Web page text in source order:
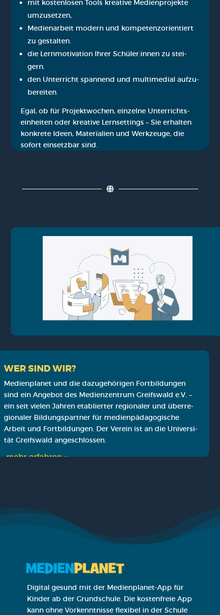
mit kos­ten­lo­sen Tools krea­ti­ve Medi­en­pro­jek­te
umzu­set­zen,
Medi­en­ar­beit modern und kom­pe­tenz­ori­en­tiert
zu gestal­ten.
die Lern­mo­ti­va­ti­on Ihrer Schüler:innen zu stei­
gern.
den Unter­richt span­nend und mul­ti­me­di­al auf­zu­
be­rei­ten.
Egal, ob für Pro­jekt­wo­chen, ein­zel­ne Unter­richts­
ein­hei­ten oder krea­ti­ve Lern­set­tings – Sie erhal­ten
kon­kre­te Ideen, Mate­ria­li­en und Werk­zeu­ge, die
sofort ein­setz­bar sind.

WER SIND WIR?
Medi­en­pla­net und die dazu­ge­hö­ri­gen Fort­bil­dun­gen
sind ein Ange­bot des Medi­en­zen­trum Greifs­wald e.V. –
ein seit vie­len Jah­ren eta­blier­ter regio­na­ler und über­re­
gio­na­ler Bil­dungs­part­ner für medi­en­päd­ago­gi­sche
Arbeit und Fort­bil­dun­gen. Der Ver­ein ist an die Uni­ver­si­
tät Greifs­wald ange­schlos­sen.
mehr erfah­ren »
Digital gesund mit der Medienplanet-App für
Kinder ab der Grundschule. Die kostenfreie App
kann ohne Vorkenntnisse flexibel in der Schule